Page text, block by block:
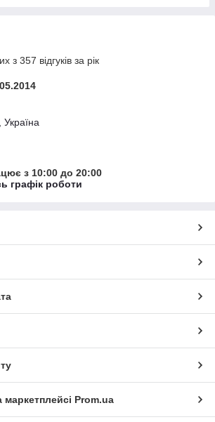
з 357 відгуків за рік
Україна
з 10:00 до 20:00
графік роботи
Prom.ua